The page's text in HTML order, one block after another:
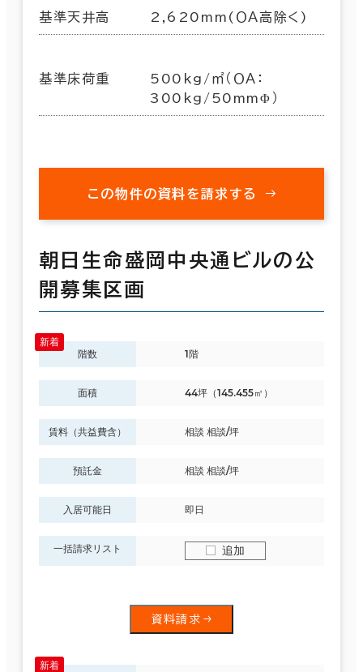
基準天井高 2,620mm(ＯＡ高除く)
基準床荷重
500kg/㎡（ＯＡ：
300kg/50mmΦ）
この物件の資料を請求する
朝日生命盛岡中央通ビルの公
開募集区画
階数 1階
面積 44坪（145.455㎡）
賃料（共益費含） 相談 相談/坪
預託金 相談 相談/坪
入居可能日 即日
一括請求リスト 追加
資料請求